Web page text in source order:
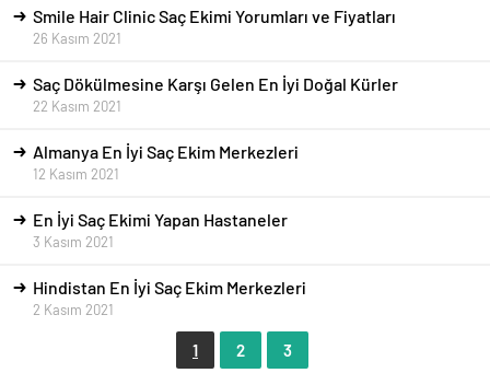
Smile Hair Clinic Saç Ekimi Yorumları ve Fiyatları
26 Kasım 2021
Saç Dökülmesine Karşı Gelen En İyi Doğal Kürler
22 Kasım 2021
Almanya En İyi Saç Ekim Merkezleri
12 Kasım 2021
En İyi Saç Ekimi Yapan Hastaneler
3 Kasım 2021
Hindistan En İyi Saç Ekim Merkezleri
2 Kasım 2021
1 2 3